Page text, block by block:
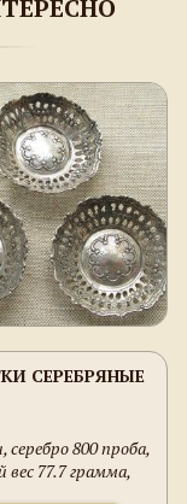
СЕРЕБРЯНЫЕ
серебро 800 проба,
вес 77.7 грамма,